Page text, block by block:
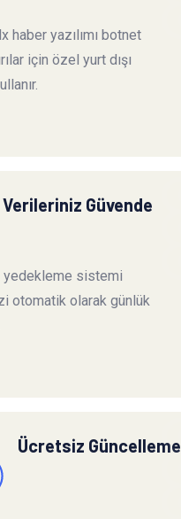
haber yazılımı botnet
için özel yurt dışı
Verileriniz Güvende
yedekleme sistemi
otomatik olarak günlük
Ücretsiz Güncelleme